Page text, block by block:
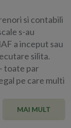
si contabili
s-au
a inceput sau
silita.
toate par
pe care multi
MAI MULT